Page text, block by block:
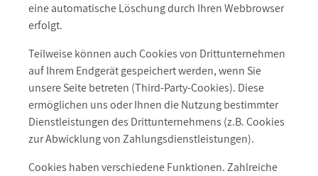
eine automatische Löschung durch Ihren Webbrowser
erfolgt.
Teilweise können auch Cookies von Drittunternehmen
auf Ihrem Endgerät gespeichert werden, wenn Sie
unsere Seite betreten (Third-Party-Cookies). Diese
ermöglichen uns oder Ihnen die Nutzung bestimmter
Dienstleistungen des Drittunternehmens (z.B. Cookies
zur Abwicklung von Zahlungsdienstleistungen).
Cookies haben verschiedene Funktionen. Zahlreiche